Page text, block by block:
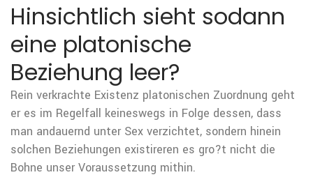
Hinsichtlich sieht sodann
eine platonische
Beziehung leer?
Rein verkrachte Existenz platonischen Zuordnung geht
er es im Regelfall keineswegs in Folge dessen, dass
man andauernd unter Sex verzichtet, sondern hinein
solchen Beziehungen existireren es gro?t nicht die
Bohne unser Voraussetzung mithin.